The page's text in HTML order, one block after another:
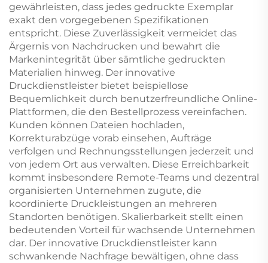
gewährleisten, dass jedes gedruckte Exemplar
exakt den vorgegebenen Spezifikationen
entspricht. Diese Zuverlässigkeit vermeidet das
Ärgernis von Nachdrucken und bewahrt die
Markenintegrität über sämtliche gedruckten
Materialien hinweg. Der innovative
Druckdienstleister bietet beispiellose
Bequemlichkeit durch benutzerfreundliche Online-
Plattformen, die den Bestellprozess vereinfachen.
Kunden können Dateien hochladen,
Korrekturabzüge vorab einsehen, Aufträge
verfolgen und Rechnungsstellungen jederzeit und
von jedem Ort aus verwalten. Diese Erreichbarkeit
kommt insbesondere Remote-Teams und dezentral
organisierten Unternehmen zugute, die
koordinierte Druckleistungen an mehreren
Standorten benötigen. Skalierbarkeit stellt einen
bedeutenden Vorteil für wachsende Unternehmen
dar. Der innovative Druckdienstleister kann
schwankende Nachfrage bewältigen, ohne dass